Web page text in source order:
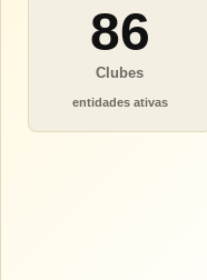
86
Clubes
entidades ativas